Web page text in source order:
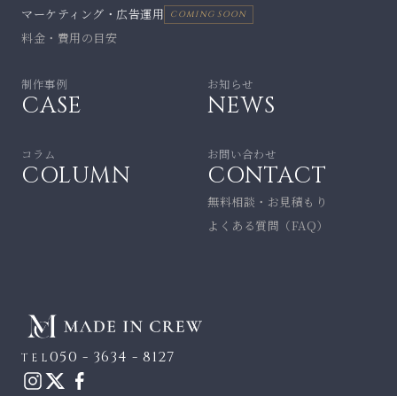
マーケティング・広告運用 COMING SOON
料金・費用の目安
制作事例
CASE
お知らせ
NEWS
コラム
COLUMN
お問い合わせ
CONTACT
無料相談・お見積もり
よくある質問（FAQ）
TEL050 - 3634 - 8127